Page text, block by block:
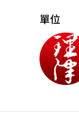
單位